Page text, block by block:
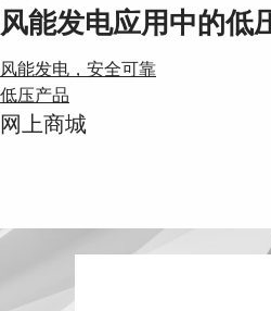
风能发电应用中的低
风能发电，安全可靠
低压产品
网上商城